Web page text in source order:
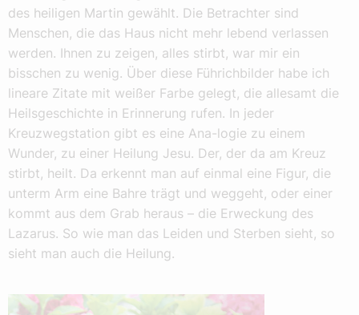
des heiligen Martin gewählt. Die Betrachter sind
Menschen, die das Haus nicht mehr lebend verlassen
werden. Ihnen zu zeigen, alles stirbt, war mir ein
bisschen zu wenig. Über diese Führichbilder habe ich
lineare Zitate mit weißer Farbe gelegt, die allesamt die
Heilsgeschichte in Erinnerung rufen. In jeder
Kreuzwegstation gibt es eine Ana-logie zu einem
Wunder, zu einer Heilung Jesu. Der, der da am Kreuz
stirbt, heilt. Da erkennt man auf einmal eine Figur, die
unterm Arm eine Bahre trägt und weggeht, oder einer
kommt aus dem Grab heraus – die Erweckung des
Lazarus. So wie man das Leiden und Sterben sieht, so
sieht man auch die Heilung.